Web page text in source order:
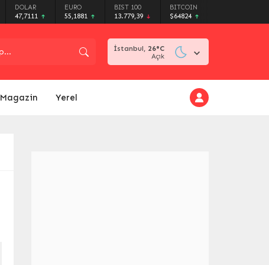
DOLAR
47,7111
EURO
55,1881
BIST 100
13.779,39
BITCOIN
$64824
İstanbul, 26°C
Açık
Magazin Yerel